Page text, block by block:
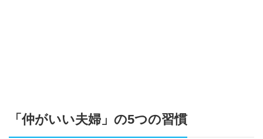
「仲がいい夫婦」の5つの習慣